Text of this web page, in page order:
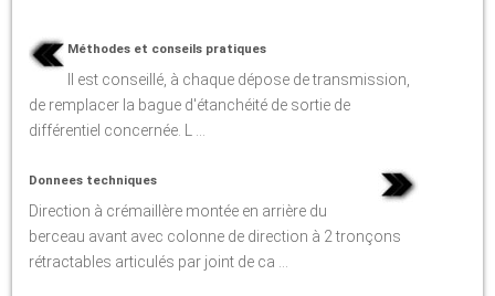
Méthodes et conseils pratiques
Il est conseillé, à chaque dépose de transmission,
de remplacer la bague d'étanchéité de sortie de
différentiel concernée. L ...
Donnees techniques
Direction à crémaillère montée en arrière du
berceau avant avec colonne de direction à 2 tronçons
rétractables articulés par joint de ca ...